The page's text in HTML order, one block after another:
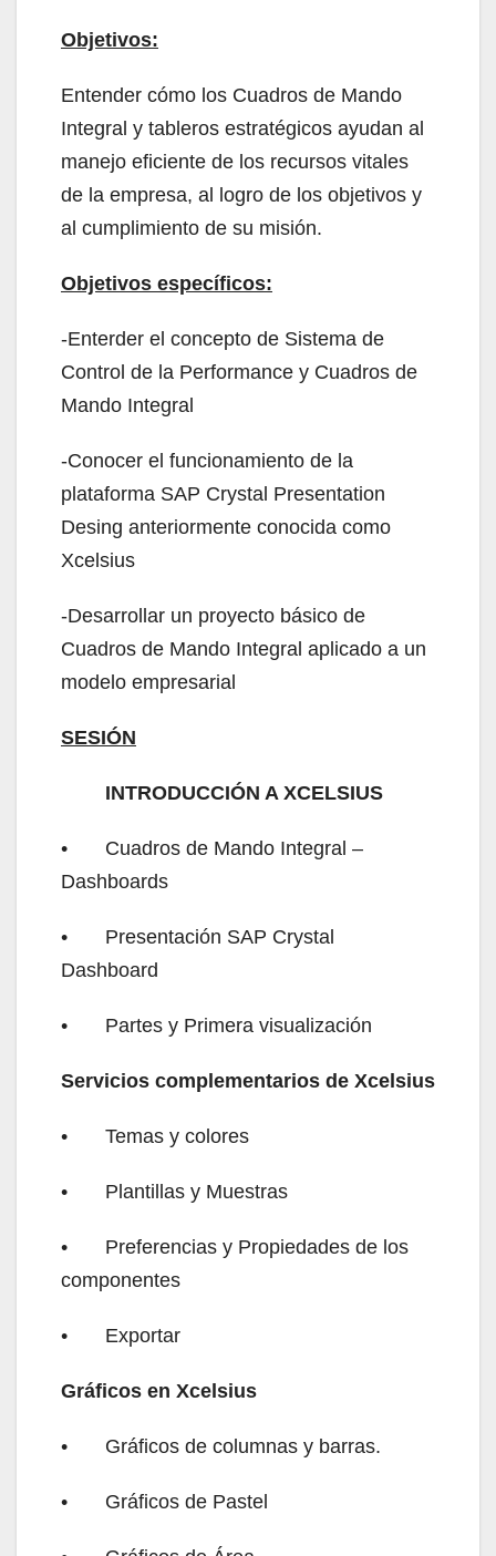
Objetivos:
Entender cómo los Cuadros de Mando
Integral y tableros estratégicos ayudan al
manejo eficiente de los recursos vitales
de la empresa, al logro de los objetivos y
al cumplimiento de su misión.
Objetivos específicos:
-Enterder el concepto de Sistema de
Control de la Performance y Cuadros de
Mando Integral
-Conocer el funcionamiento de la
plataforma SAP Crystal Presentation
Desing anteriormente conocida como
Xcelsius
-Desarrollar un proyecto básico de
Cuadros de Mando Integral aplicado a un
modelo empresarial
SESIÓN
INTRODUCCIÓN A XCELSIUS
•
Cuadros de Mando Integral –
Dashboards
•
Presentación SAP Crystal
Dashboard
• Partes y Primera visualización
Servicios complementarios de Xcelsius
• Temas y colores
• Plantillas y Muestras
•
Preferencias y Propiedades de los
componentes
• Exportar
Gráficos en Xcelsius
• Gráficos de columnas y barras.
• Gráficos de Pastel